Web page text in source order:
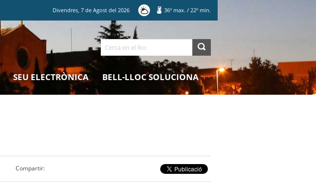
Divendres,7 deAgost del2026 36º max. / 22º min.
Cerca
SEU ELECTRÒNICA BELL-LLOC SOLUCIONA
Compartir: